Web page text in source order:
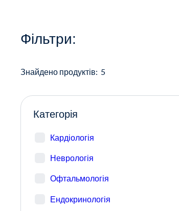
Фільтри:
Знайдено продуктів: 5
Категорія
Кардіологія
Неврологія
Офтальмологія
Ендокринологія